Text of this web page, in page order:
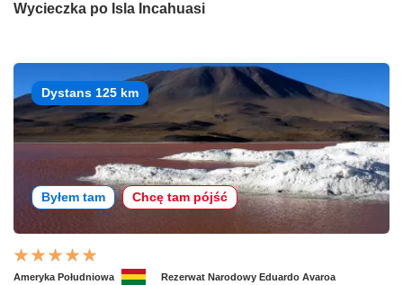
Wycieczka po Isla Incahuasi
Dystans 125 km
Byłem tam Chcę tam pójść
Ameryka Południowa Rezerwat Narodowy Eduardo Avaroa